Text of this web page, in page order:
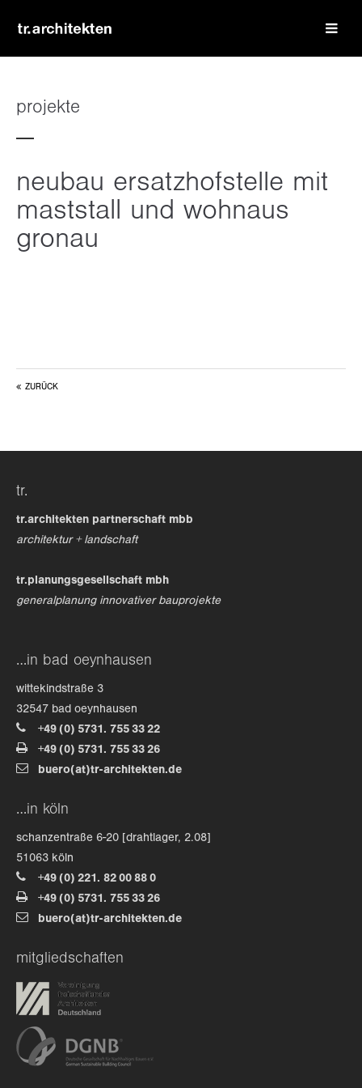
passwort
get in touch
376-293 city road, suite 600
san francisco, ca 94102
+44 1234 567 890
drop us a line
info@yourdomain.com
about us
lorem ipsum dolor sit amet, consectetuer
aenean commodo ligula eget dolor. aenean massa. cum
sociis natoque penatibus et magnis dis parturient
montes, nascetur ridiculus mus. donec quam felis,
ultricies nec.
projekte
neubau ersatzhofstelle mit
maststall und wohnaus
gronau
ZURÜCK
tr.
tr.architekten partnerschaft mbb
architektur + landschaft
tr.planungsgesellschaft mbh
generalplanung innovativer bauprojekte
…in bad oeynhausen
wittekindstraße 3
32547 bad oeynhausen
+49 (0) 5731. 755 33 22
+49 (0) 5731. 755 33 26
buero(at)tr-architekten.de
…in köln
schanzentraße 6-20 [drahtlager, 2.08]
51063 köln
+49 (0) 221. 82 00 88 0
+49 (0) 5731. 755 33 26
buero(at)tr-architekten.de
mitgliedschaften